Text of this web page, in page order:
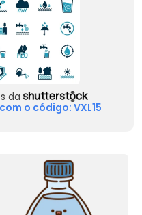
da
o código: VXL15